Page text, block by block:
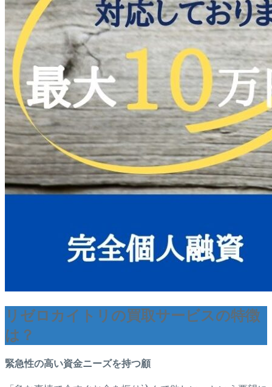
リゼロカイトリの買取サービスの特徴
は？
緊急性の高い資金ニーズを持つ顧